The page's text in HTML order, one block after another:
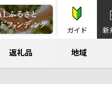
ガイド 新
返礼品 地域